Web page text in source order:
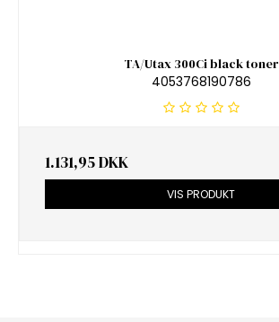
TA/Utax 300Ci black toner
4053768190786
1.131,95 DKK
VIS PRODUKT